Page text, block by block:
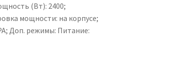
(Вт): 2400;
мощности: на корпусе;
Доп. режимы: Питание: